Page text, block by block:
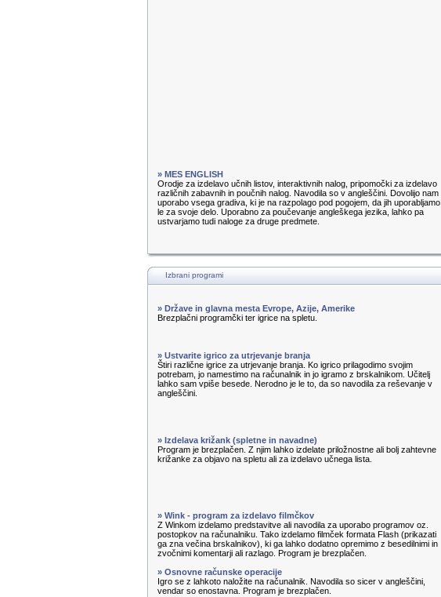
» MES ENGLISH
Orodje za izdelavo učnih listov, interaktivnih nalog, pripomočki za izdelavo
različnih zabavnih in poučnih nalog. Navodila so v angleščini. Dovolijo nam
uporabo vsega gradiva, ki je na razpolago pod pogojem, da jih uporabljamo
le za svoje delo. Uporabno za poučevanje angleškega jezika, lahko pa
ustvarjamo tudi naloge za druge predmete.
Izbrani programi
» Države in glavna mesta Evrope, Azije, Amerike
Brezplačni programčki ter igrice na spletu.
» Ustvarite igrico za utrjevanje branja
Štiri različne igrice za utrjevanje branja. Ko igrico prilagodimo svojim
potrebam, jo namestimo na računalnik in jo igramo z brskalnikom. Učitelj
lahko sam vpiše besede. Nerodno je le to, da so navodila za reševanje v
angleščini.
» Izdelava križank (spletne in navadne)
Program je brezplačen. Z njim lahko izdelate priložnostne ali bolj zahtevne
križanke za objavo na spletu ali za izdelavo učnega lista.
» Wink - program za izdelavo filmčkov
Z Winkom izdelamo predstavitve ali navodila za uporabo programov oz.
postopkov na računalniku. Tako izdelamo filmček formata Flash (prikazati
ga zna večina brskalnikov), ki ga lahko dodatno opremimo z besedilnimi in
zvočnimi komentarji ali razlago. Program je brezplačen.
» Osnovne računske operacije
Igro se z lahkoto naložite na računalnik. Navodila so sicer v angleščini,
vendar so enostavna. Program je brezplačen.